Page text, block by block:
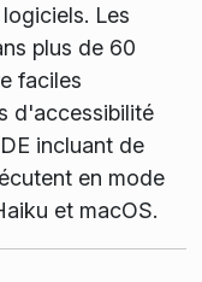
Les
plus de 60
faciles
d'accessibilité
incluant de
en mode
et macOS.